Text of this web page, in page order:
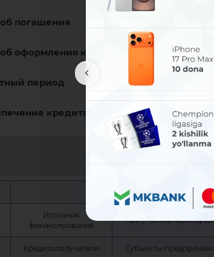
погашения
оформления кредита
период
кредита -
Кредит в рамках
Источник
финансирования
При участии
Кредитополучатели Субъекты